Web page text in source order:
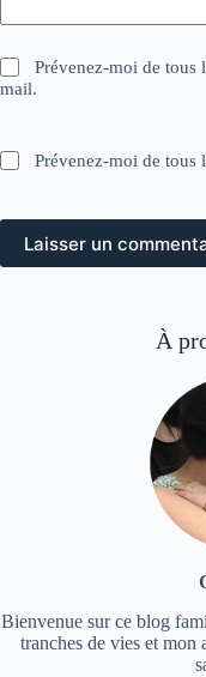
Prévenez-moi de tous
mail.
Prévenez-moi de tous
Laisser un
À
Bienvenue sur ce blog
tranches de vies et mon